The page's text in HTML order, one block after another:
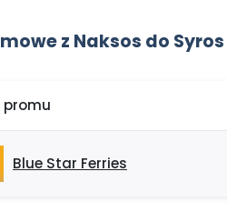
z Naksos do Syros
promu
Blue Star Ferries